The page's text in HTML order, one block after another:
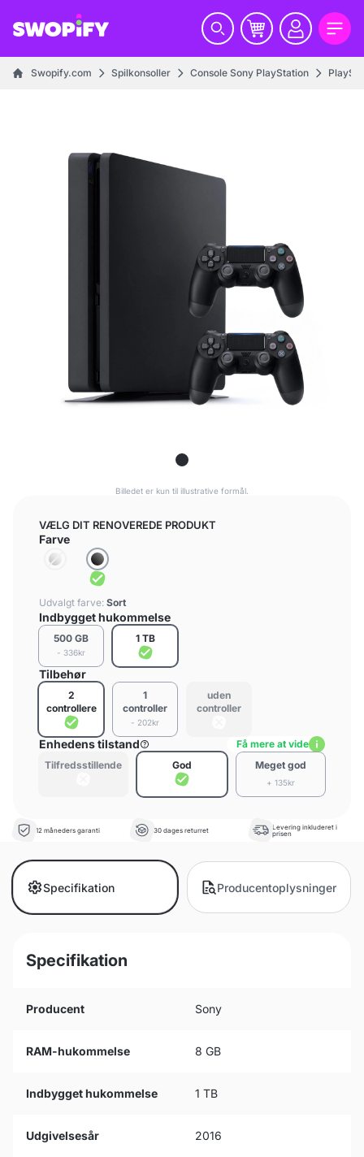
Swopify.com Spilkonsoller Console Sony PlayStation
Billedet er kun til illustrative formål.
VÆLG DIT RENOVEREDE PRODUKT
Farve
Udvalgt farve: Sort
Indbygget hukommelse
500 GB
- 336kr
1 TB
Tilbehør
2
controllere
1
controller
- 202kr
uden
controller
Enhedens tilstand
Få mere at vide
Tilfredsstillende
God Meget god
+ 135kr
12 måneders garanti 30 dages returret
Levering inkluderet i
prisen
Specifikation Producentoplysninger
Specifikation
Producent Sony
RAM-hukommelse 8 GB
Indbygget hukommelse 1 TB
Udgivelsesår 2016